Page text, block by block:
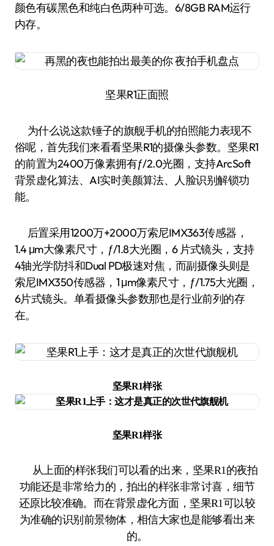
颜色有碳黑色和纯白色两种可选。6/8GB RAM运行
内存。
坚果R1正面照
为什么说这款锤子的旗舰手机的拍照能力表现不
俗呢，首先我们来看看坚果R1的摄像头参数。坚果R1
的前置为2400万像素拥有ƒ/2.0光圈，支持ArcSoft
背景虚化算法、AI实时美颜算法、人脸识别解锁功
能。
后置采用1200万+2000万索尼IMX363传感器，
1.4 μm大像素尺寸，ƒ/1.8大光圈，6 片式镜头，支持
4轴光学防抖和Dual PD极速对焦，而副摄像头则是
索尼IMX350传感器，1 μm像素尺寸，ƒ/1.75大光圈，
6片式镜头。单看摄像头参数那也是行业前列的存
在。
坚果R1样张
坚果R1样张
从上面的样张我们可以看的出来，坚果R1的夜拍
功能还是非常给力的，拍出的样张非常讨喜，细节
还原比较准确。而在背景虚化方面，坚果R1可以较
为准确的识别前景物体，相信大家也是能够看出来
的。